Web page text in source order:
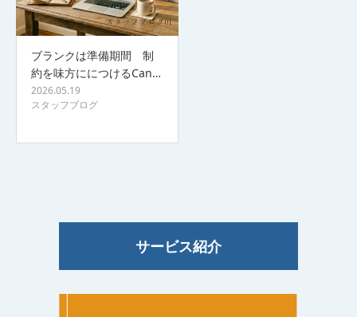
ブランクは準備期間 制
約を味方ににつけるCan…
2026.05.19
スタッフブログ
サービス紹介